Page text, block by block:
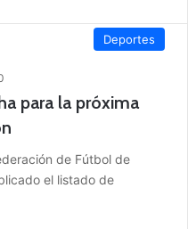
Deportes
para la próxima
de Fútbol de
el listado de